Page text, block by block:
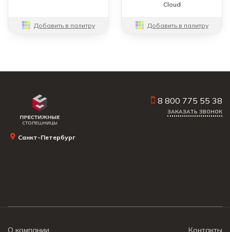
Добавить в палитру
Cloud
Добавить в палитру
Санкт-Петербург
8 800 775 55 38
ЗАКАЗАТЬ ЗВОНОК
О компании Контакты